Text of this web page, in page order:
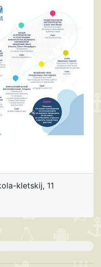
kletskij, 11